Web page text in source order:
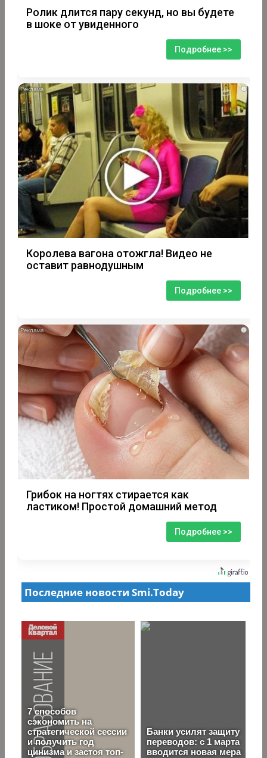
Ролик длится пару секунд, но вы будете
в шоке от увиденного
Подробнее >>
i
Королева вагона отожгла! Видео не
оставит равнодушным
Подробнее >>
i
Грибок на ногтях стирается как
ластиком! Простой домашний метод
Подробнее >>